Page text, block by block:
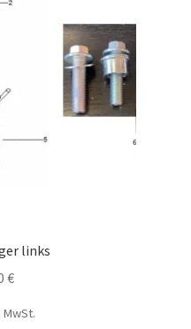
links
€
MwSt.